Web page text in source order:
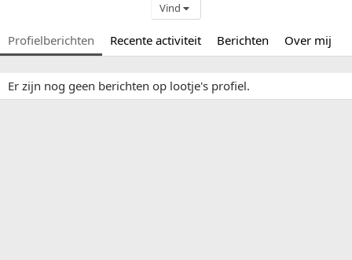
Vind
Profielberichten Recente activiteit Berichten Over mij
Er zijn nog geen berichten op lootje's profiel.